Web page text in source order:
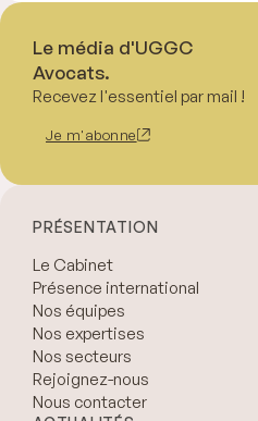
Le média d'UGGC
Avocats.
Recevez l'essentiel par mail !
Je m'abonne
PRÉSENTATION
Le Cabinet
Présence international
Nos équipes
Nos expertises
Nos secteurs
Rejoignez-nous
Nous contacter